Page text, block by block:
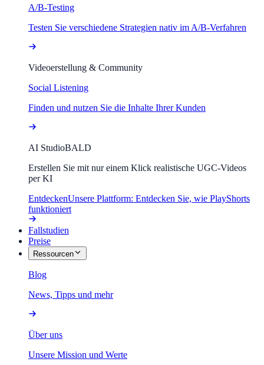
A/B-Testing
Testen Sie verschiedene Strategien nativ im A/B-Verfahren
Videoerstellung & Community
Social Listening
Finden und nutzen Sie die Inhalte Ihrer Kunden
AI StudioBALD
Erstellen Sie mit nur einem Klick realistische UGC-Videos
per KI
EntdeckenUnsere Plattform: Entdecken Sie, wie PlayShorts
funktioniert
Fallstudien
Preise
Ressourcen
Blog
News, Tipps und mehr
Über uns
Unsere Mission und Werte